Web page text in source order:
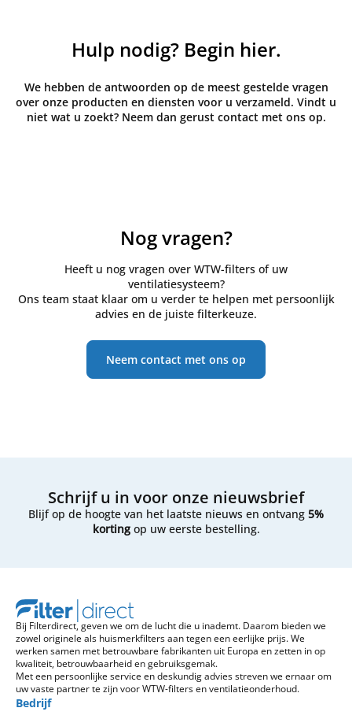
Hulp nodig? Begin hier.
We hebben de antwoorden op de meest gestelde vragen
over onze producten en diensten voor u verzameld. Vindt u
niet wat u zoekt? Neem dan gerust contact met ons op.
Nog vragen?
Heeft u nog vragen over WTW-filters of uw
ventilatiesysteem?
Ons team staat klaar om u verder te helpen met persoonlijk
advies en de juiste filterkeuze.
Neem contact met ons op
Schrijf u in voor onze nieuwsbrief
Blijf op de hoogte van het laatste nieuws en ontvang 5%
kortingop uw eerste bestelling.
Bij Filterdirect, geven we om de lucht die u inademt. Daarom bieden we
zowel originele als huismerkfilters aan tegen een eerlijke prijs. We
werken samen met betrouwbare fabrikanten uit Europa en zetten in op
kwaliteit, betrouwbaarheid en gebruiksgemak.
Met een persoonlijke service en deskundig advies streven we ernaar om
uw vaste partner te zijn voor WTW-filters en ventilatieonderhoud.
Bedrijf